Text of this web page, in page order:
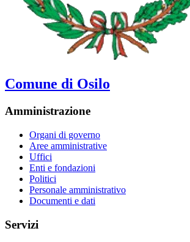
Comune di Osilo
Amministrazione
Organi di governo
Aree amministrative
Uffici
Enti e fondazioni
Politici
Personale amministrativo
Documenti e dati
Servizi